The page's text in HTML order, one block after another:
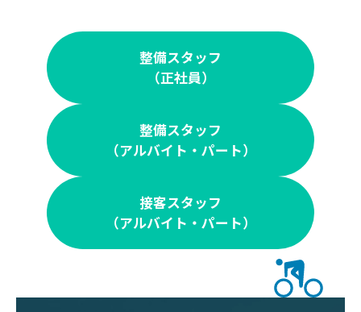
整備スタッフ
（正社員）
整備スタッフ
（アルバイト・パート）
接客スタッフ
（アルバイト・パート）